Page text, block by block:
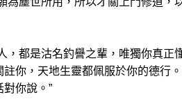
，都是沽名釣譽之輩，唯獨你真正
你，天地生靈都佩服於你的德行。
你說。”